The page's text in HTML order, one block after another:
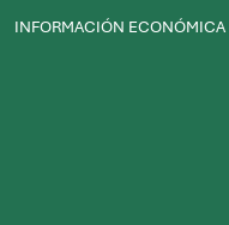
INFORMACIÓN ECONÓMICA